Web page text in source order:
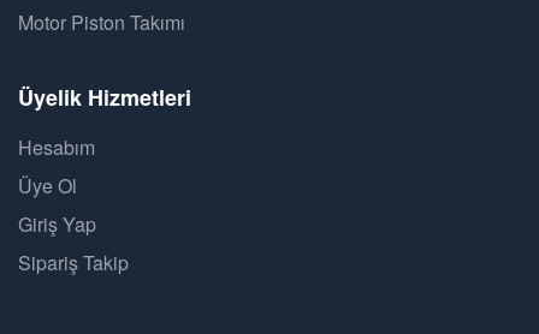
Motor Piston Takımı
Üyelik Hizmetleri
Hesabım
Üye Ol
Giriş Yap
Sipariş Takip